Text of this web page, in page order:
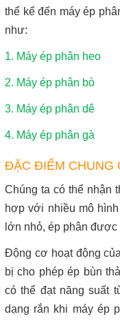
thể kể đến máy ép
như:
1. Máy ép phân heo
2. Máy ép phân bò
3. Máy ép phân dê
4. Máy ép phân gà
ĐẶC ĐIỂM CHUNG
Chúng ta có thể nhận
hợp với nhiều mô
lớn nhỏ, ép phân được
Động cơ hoạt động
bị cho phép ép bùn
có thể đạt năng suất
dạng rắn khi máy ép